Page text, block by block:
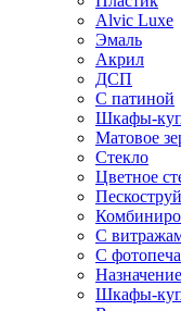
Alvic Luxe
Эмаль
Акрил
ДСП
С патиной
Шкафы-
Матовое
Стекло
Цветное
Пескоструй
С
С
Назначение
Шкафы-